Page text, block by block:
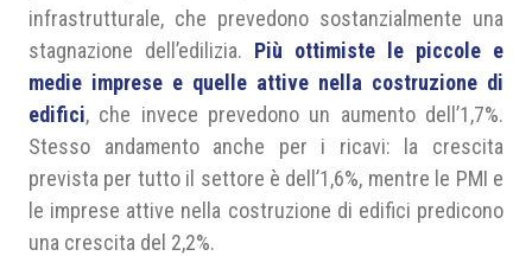
infrastrutturale, che prevedono sostanzialmente una
stagnazione dell’edilizia. Più ottimiste le piccole e
medie imprese e quelle attive nella costruzione di
edifici, che invece prevedono un aumento dell’1,7%.
Stesso andamento anche per i ricavi: la crescita
prevista per tutto il settore è dell’1,6%, mentre le PMI e
le imprese attive nella costruzione di edifici predicono
una crescita del 2,2%.